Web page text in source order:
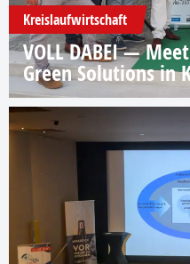
Kreislaufwirtschaft
VOLL DABEI —
Green Solutions in